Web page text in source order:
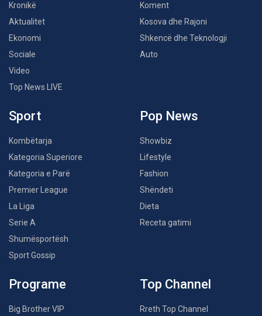
Kronikë
Aktualitet
Ekonomi
Sociale
Video
Top News LIVE
Koment
Kosova dhe Rajoni
Shkencë dhe Teknologji
Auto
Sport
Kombëtarja
Kategoria Superiore
Kategoria e Parë
Premier League
La Liga
Serie A
Shumësportësh
Sport Gossip
Pop News
Showbiz
Lifestyle
Fashion
Shëndeti
Dieta
Receta gatimi
Programe
Big Brother VIP
Top Channel
Rreth Top Channel